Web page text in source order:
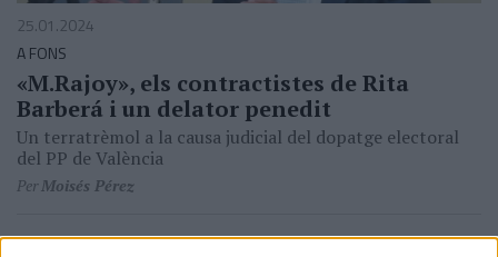
25.01.2024
A FONS
«M.Rajoy», els contractistes de Rita
Barberá i un delator penedit
Un terratrèmol a la causa judicial del dopatge electoral
del PP de València
PerMoisés Pérez